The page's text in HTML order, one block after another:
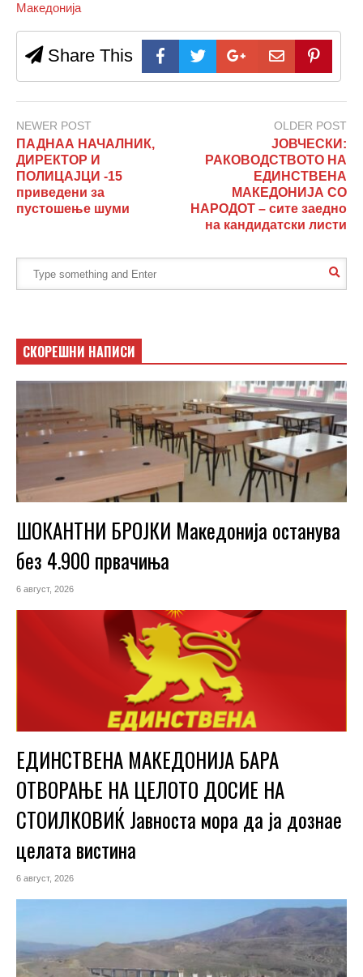
Македонија
Share This
NEWER POST
ПАДНАА НАЧАЛНИК,
ДИРЕКТОР И
ПОЛИЦАЈЦИ -15
приведени за
пустошење шуми
OLDER POST
ЈОВЧЕСКИ:
РАКОВОДСТВОТО НА
ЕДИНСТВЕНА
МАКЕДОНИЈА СО
НАРОДОТ – сите заедно
на кандидатски листи
СКОРЕШНИ НАПИСИ
ШОКАНТНИ БРОЈКИ Македонија останува
без 4.900 првачиња
6 август, 2026
ЕДИНСТВЕНА МАКЕДОНИЈА БАРА
ОТВОРАЊЕ НА ЦЕЛОТО ДОСИЕ НА
СТОИЛКОВИЌ Јавноста мора да ја дознае
целата вистина
6 август, 2026